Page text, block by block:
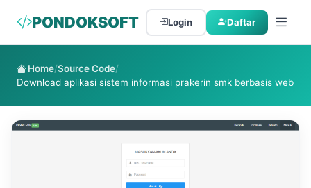
PONDOKSOFT Login Daftar
Home/Source Code/
Download aplikasi sistem informasi prakerin smk berbasis web